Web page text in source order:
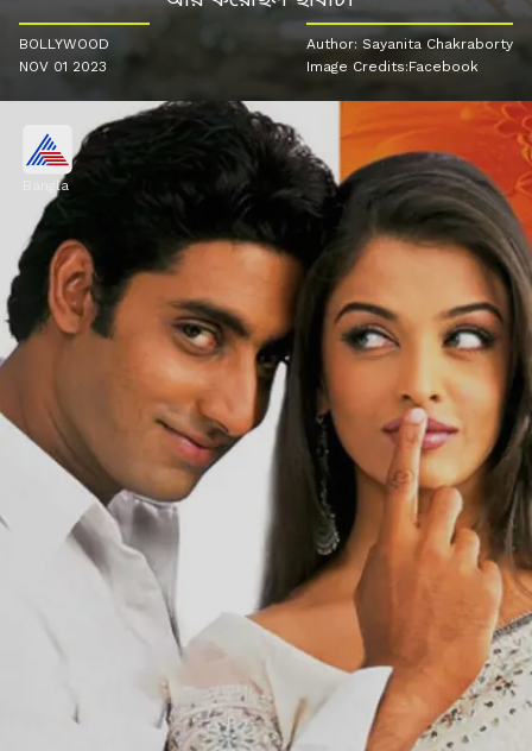
BOLLYWOOD
NOV 01 2023
Author: Sayanita Chakraborty
Image Credits:Facebook
Bangla